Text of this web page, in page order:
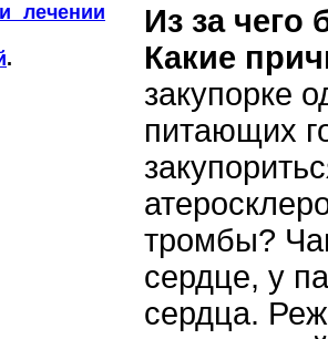
лечении
.
Из за чего
Какие
закупорке
питающих
тромбы?
сердце, у
сердца.